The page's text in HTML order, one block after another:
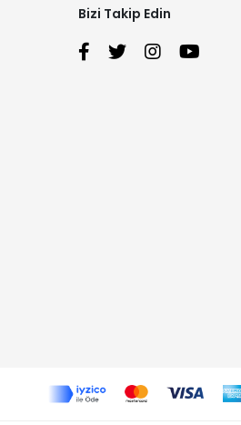
Bizi Takip Edin